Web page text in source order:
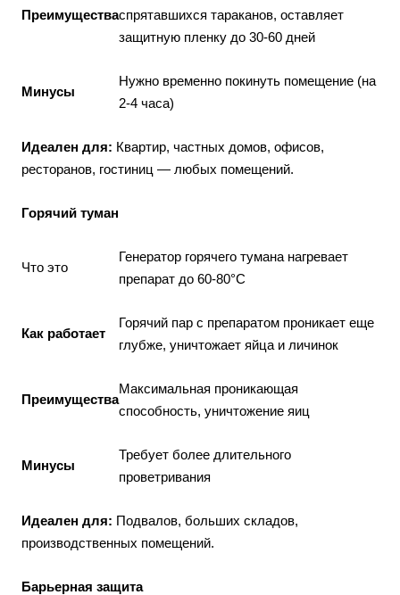
Преимуществаспрятавшихся тараканов, оставляет
защитную пленку до 30-60 дней
Минусы
Нужно временно покинуть помещение (на
2-4 часа)
Идеален для: Квартир, частных домов, офисов,
ресторанов, гостиниц — любых помещений.
Горячий туман
Что это
Генератор горячего тумана нагревает
препарат до 60-80°C
Как работает
Горячий пар с препаратом проникает еще
глубже, уничтожает яйца и личинок
Преимущества
Максимальная проникающая
способность, уничтожение яиц
Минусы
Требует более длительного
проветривания
Идеален для: Подвалов, больших складов,
производственных помещений.
Барьерная защита